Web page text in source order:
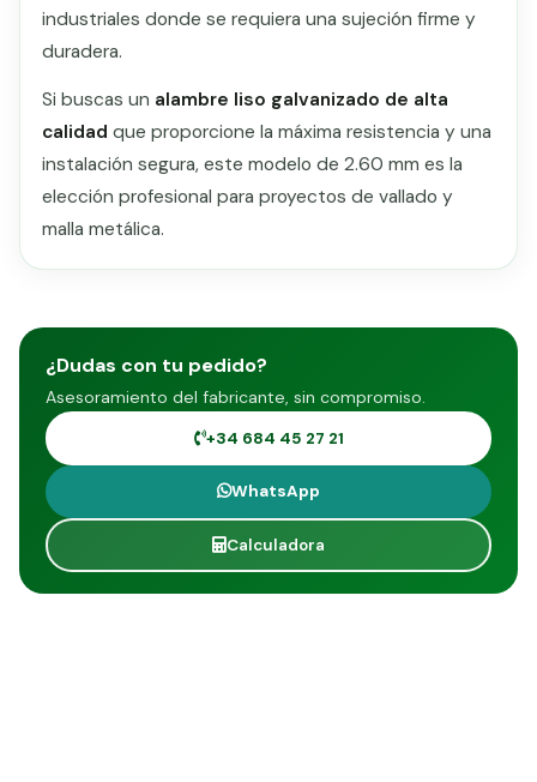
industriales donde se requiera una sujeción firme y
duradera.
Si buscas un alambre liso galvanizado de alta
calidad que proporcione la máxima resistencia y una
instalación segura, este modelo de 2.60 mm es la
elección profesional para proyectos de vallado y
malla metálica.
¿Dudas con tu pedido?
Asesoramiento del fabricante, sin compromiso.
+34 684 45 27 21
WhatsApp
Calculadora